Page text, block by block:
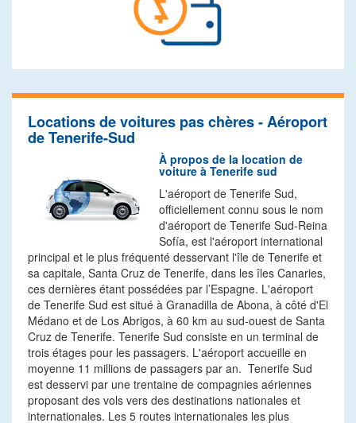
Locations de voitures pas chères - Aéroport
de Tenerife-Sud
À propos de la location de
voiture à Tenerife sud
L'aéroport de Tenerife Sud,
officiellement connu sous le nom
d'aéroport de Tenerife Sud-Reina
Sofía, est l'aéroport international
principal et le plus fréquenté desservant l'île de Tenerife et
sa capitale, Santa Cruz de Tenerife, dans les îles Canaries,
ces dernières étant possédées par l’Espagne. L'aéroport
de Tenerife Sud est situé à Granadilla de Abona, à côté d'El
Médano et de Los Abrigos, à 60 km au sud-ouest de Santa
Cruz de Tenerife. Tenerife Sud consiste en un terminal de
trois étages pour les passagers. L'aéroport accueille en
moyenne 11 millions de passagers par an. Tenerife Sud
est desservi par une trentaine de compagnies aériennes
proposant des vols vers des destinations nationales et
internationales. Les 5 routes internationales les plus